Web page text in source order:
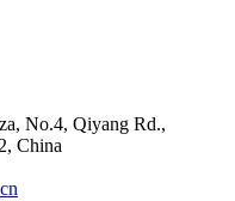
No.4, Qiyang Rd.,
China